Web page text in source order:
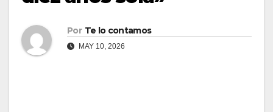
Por Te lo contamos
MAY 10, 2026